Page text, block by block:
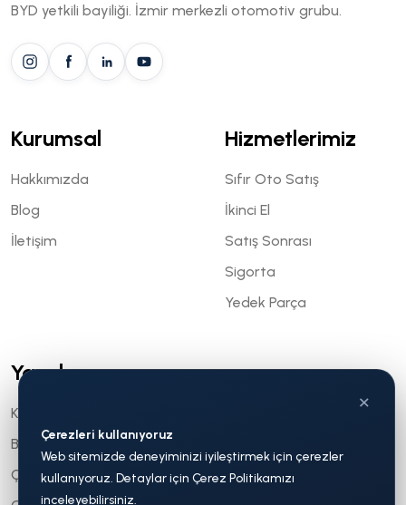
BYD yetkili bayiliği. İzmir merkezli otomotiv grubu.
Kurumsal
Hakkımızda
Blog
İletişim
Hizmetlerimiz
Sıfır Oto Satış
İkinci El
Satış Sonrası
Sigorta
Yedek Parça
Yasal
KVKK
Bilgi Toplumu Hizmetleri
Çerez Politikası
×
Çerezleri kullanıyoruz
Web sitemizde deneyiminizi iyileştirmek için çerezler
kullanıyoruz. Detaylar için Çerez Politikamızı
inceleyebilirsiniz.